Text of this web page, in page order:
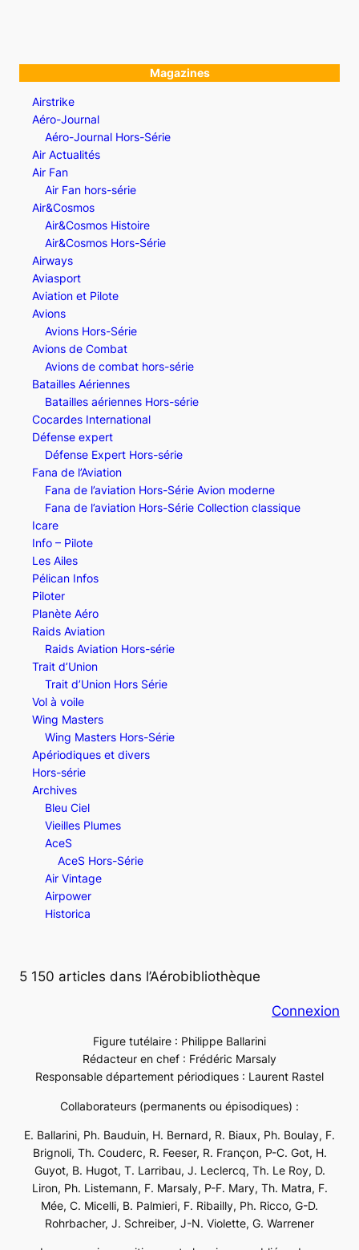
Magazines
Airstrike
Aéro-Journal
Aéro-Journal Hors-Série
Air Actualités
Air Fan
Air Fan hors-série
Air&Cosmos
Air&Cosmos Histoire
Air&Cosmos Hors-Série
Airways
Aviasport
Aviation et Pilote
Avions
Avions Hors-Série
Avions de Combat
Avions de combat hors-série
Batailles Aériennes
Batailles aériennes Hors-série
Cocardes International
Défense expert
Défense Expert Hors-série
Fana de l’Aviation
Fana de l’aviation Hors-Série Avion moderne
Fana de l’aviation Hors-Série Collection classique
Icare
Info – Pilote
Les Ailes
Pélican Infos
Piloter
Planète Aéro
Raids Aviation
Raids Aviation Hors-série
Trait d’Union
Trait d’Union Hors Série
Vol à voile
Wing Masters
Wing Masters Hors-Série
Apériodiques et divers
Hors-série
Archives
Bleu Ciel
Vieilles Plumes
AceS
AceS Hors-Série
Air Vintage
Airpower
Historica
5 150 articles dans l’Aérobibliothèque
Connexion
Figure tutélaire : Philippe Ballarini
Rédacteur en chef : Frédéric Marsaly
Responsable département périodiques : Laurent Rastel
Collaborateurs (permanents ou épisodiques) :
E. Ballarini, Ph. Bauduin, H. Bernard, R. Biaux, Ph. Boulay, F.
Brignoli, Th. Couderc, R. Feeser, R. Françon, P-C. Got, H.
Guyot, B. Hugot, T. Larribau, J. Leclercq, Th. Le Roy, D.
Liron, Ph. Listemann, F. Marsaly, P-F. Mary, Th. Matra, F.
Mée, C. Micelli, B. Palmieri, F. Ribailly, Ph. Ricco, G-D.
Rohrbacher, J. Schreiber, J-N. Violette, G. Warrener